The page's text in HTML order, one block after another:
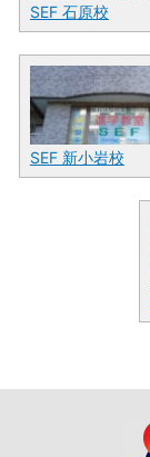
SEF 石原校
SEF 新小岩校